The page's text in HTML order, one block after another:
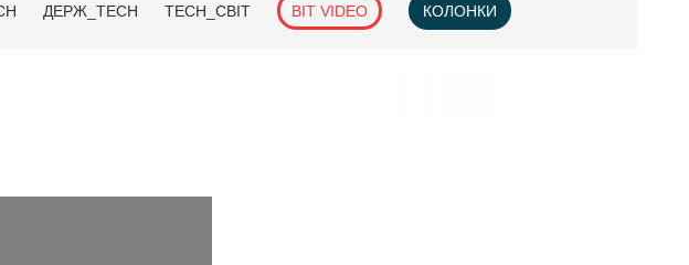
ДЕРЖ_TECH TECH_СВІТ BIT VIDEO КОЛОНКИ